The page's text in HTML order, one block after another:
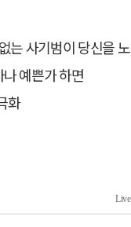
사기범이 당신을 노린다
예쁜가 하면
화